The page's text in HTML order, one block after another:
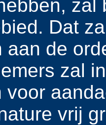
zal
Dat
aan de
zal
voor
vrij